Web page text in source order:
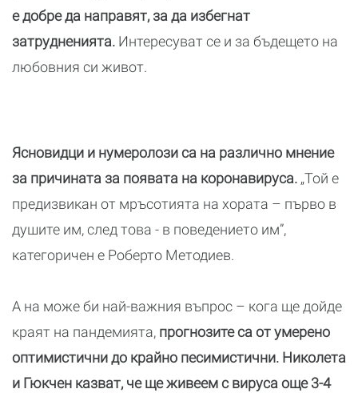
е добре да направят, за да избегнат
затрудненията. Интересуват се и за бъдещето на
любовния си живот.
Ясновидци и нумеролози са на различно мнение
за причината за появата на коронавируса. „Той е
предизвикан от мръсотията на хората – първо в
душите им, след това - в поведението им”,
категоричен е Роберто Методиев.
А на може би най-важния въпрос – кога ще дойде
краят на пандемията, прогнозите са от умерено
оптимистични до крайно песимистични. Николета
и Гюкчен казват, че ще живеем с вируса още 3-4